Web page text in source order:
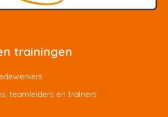
trainingen
teamleiders en trainers